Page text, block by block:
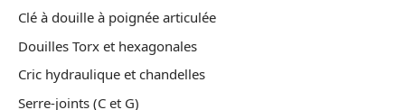
Clé à douille à poignée articulée
Douilles Torx et hexagonales
Cric hydraulique et chandelles
Serre-joints (C et G)